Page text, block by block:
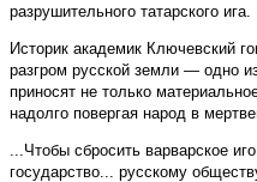
разрушительного татарского ига.
Историк академик Ключевский
разгром русской земли — одно
приносят не только
надолго повергая народ в
...Чтобы сбросить варварское
государство... русскому